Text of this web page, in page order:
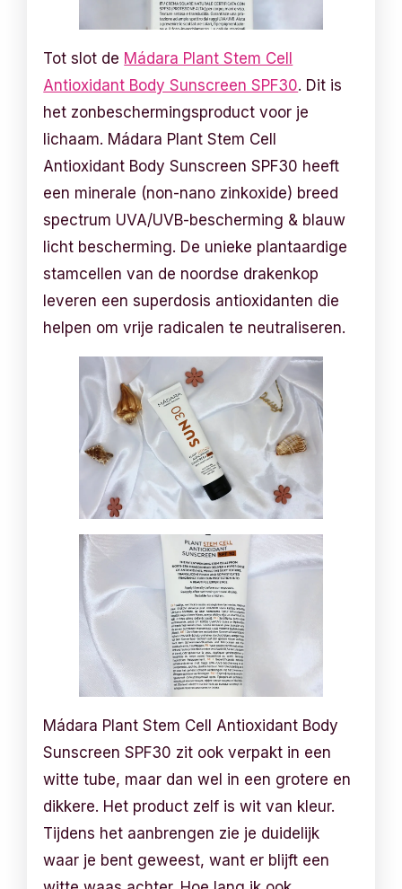
Tot slot de Mádara Plant Stem Cell
Antioxidant Body Sunscreen SPF30. Dit is
het zonbeschermingsproduct voor je
lichaam. Mádara Plant Stem Cell
Antioxidant Body Sunscreen SPF30 heeft
een minerale (non-nano zinkoxide) breed
spectrum UVA/UVB-bescherming & blauw
licht bescherming. De unieke plantaardige
stamcellen van de noordse drakenkop
leveren een superdosis antioxidanten die
helpen om vrije radicalen te neutraliseren.
Mádara Plant Stem Cell Antioxidant Body
Sunscreen SPF30 zit ook verpakt in een
witte tube, maar dan wel in een grotere en
dikkere. Het product zelf is wit van kleur.
Tijdens het aanbrengen zie je duidelijk
waar je bent geweest, want er blijft een